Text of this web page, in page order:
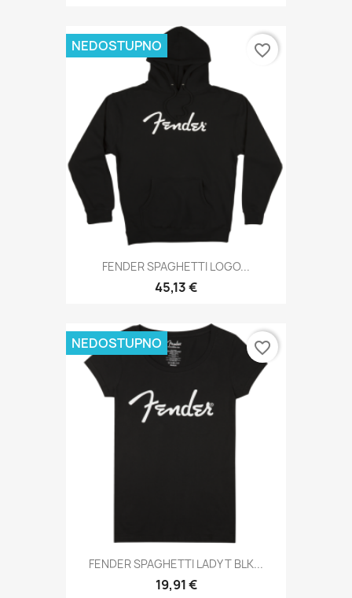
FENDER SPAGHETTI LOGO...
45,13 €
NEDOSTUPNO favorite_border
FENDER SPAGHETTI LADY T BLK...
19,91 €
NEDOSTUPNO favorite_border